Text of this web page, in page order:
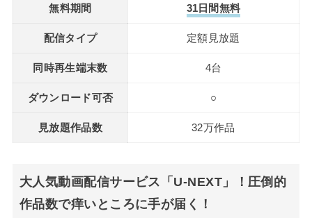
無料期間 31日間無料
配信タイプ 定額見放題
同時再生端末数 4台
ダウンロード可否 ○
見放題作品数 32万作品
大人気動画配信サービス「U-NEXT」！圧倒的
作品数で痒いところに手が届く！